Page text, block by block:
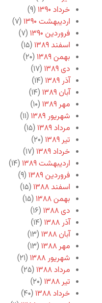
خرداد ۱۳۹۰
(۹)
اردیبهشت ۱۳۹۰
(۷)
فروردین ۱۳۹۰
(۷)
اسفند ۱۳۸۹
(۱۵)
بهمن ۱۳۸۹
(۲۰)
دی ۱۳۸۹
(۱۷)
آذر ۱۳۸۹
(۱۴)
آبان ۱۳۸۹
(۱۴)
مهر ۱۳۸۹
(۱۰)
شهریور ۱۳۸۹
(۱۱)
مرداد ۱۳۸۹
(۱۵)
تیر ۱۳۸۹
(۲۰)
خرداد ۱۳۸۹
(۱۷)
اردیبهشت ۱۳۸۹
(۱۴)
فروردین ۱۳۸۹
(۹)
اسفند ۱۳۸۸
(۱۵)
بهمن ۱۳۸۸
(۱۵)
دی ۱۳۸۸
(۱۶)
آذر ۱۳۸۸
(۱۴)
آبان ۱۳۸۸
(۱۳)
مهر ۱۳۸۸
(۱۳)
شهریور ۱۳۸۸
(۲۱)
مرداد ۱۳۸۸
(۲۵)
تیر ۱۳۸۸
(۲۰)
خرداد ۱۳۸۸
(۴۰)